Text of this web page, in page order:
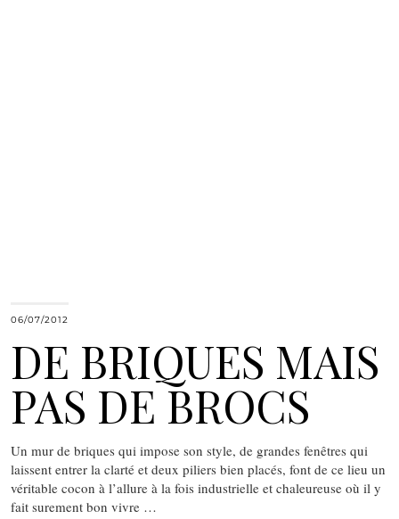
06/07/2012
DE BRIQUES MAIS
PAS DE BROCS
Un mur de briques qui impose son style, de grandes fenêtres qui
laissent entrer la clarté et deux piliers bien placés, font de ce lieu un
véritable cocon à l’allure à la fois industrielle et chaleureuse où il y
fait surement bon vivre …